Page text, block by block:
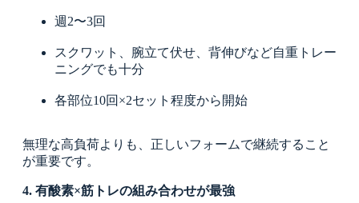
週2〜3回
スクワット、腕立て伏せ、背伸びなど自重トレー
ニングでも十分
各部位10回×2セット程度から開始
無理な高負荷よりも、正しいフォームで継続すること
が重要です。
4. 有酸素×筋トレの組み合わせが最強